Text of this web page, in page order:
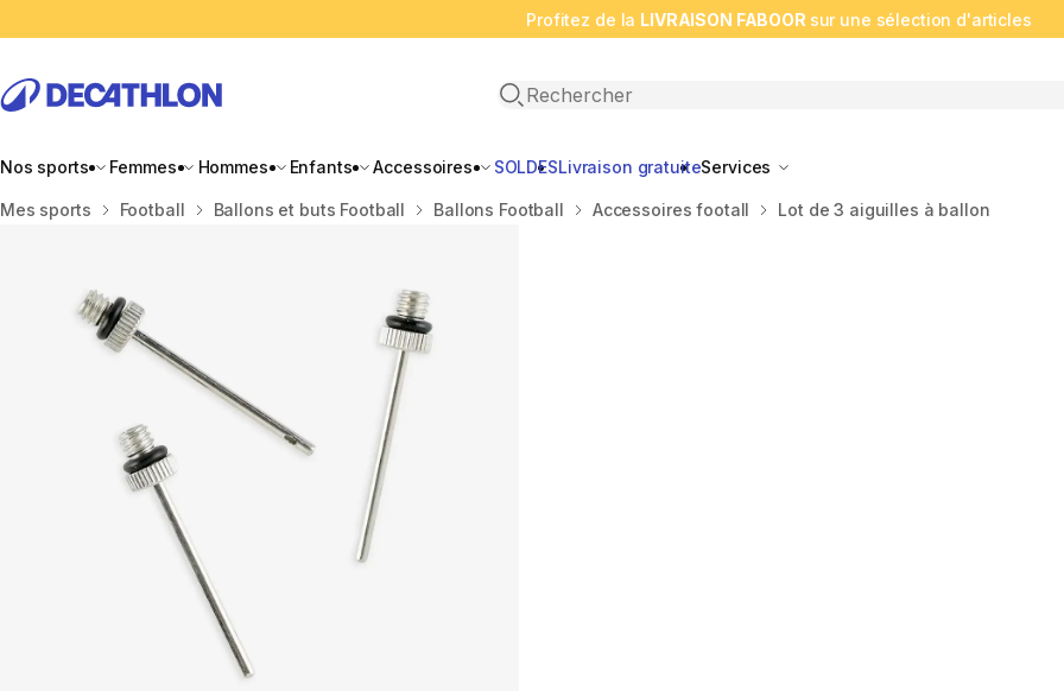
Profitez de la LIVRAISON FABOOR sur une sélection d'articles
Open search
Nos sports Femmes Hommes Enfants Accessoires SOLDESLivraison gratuiteServices
Accueil
Mes sports Football Ballons et buts Football Ballons Football Accessoires footall Lot de 3 aiguilles à ballon